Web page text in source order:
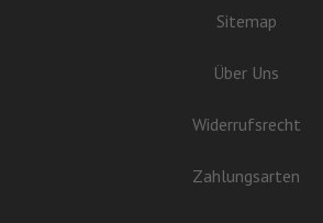
Sitemap
Über Uns
Widerrufsrecht
Zahlungsarten